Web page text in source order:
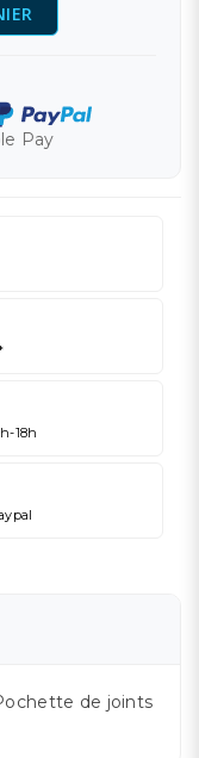
18h
de joints